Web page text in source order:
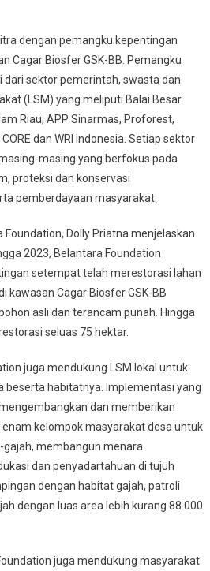
dengan pemangku kepentingan
Cagar Biosfer GSK-BB. Pemangku
sektor pemerintah, swasta dan
(LSM) yang meliputi Balai Besar
Riau, APP Sinarmas, Proforest,
dan WRI Indonesia. Setiap sektor
masing yang berfokus pada
proteksi dan konservasi
pemberdayaan masyarakat.
Dolly Priatna menjelaskan
2023, Belantara Foundation
setempat telah merestorasi lahan
kawasan Cagar Biosfer GSK-BB
asli dan terancam punah. Hingga
seluas 75 hektar.
juga mendukung LSM lokal untuk
beserta habitatnya. Implementasi yang
dan memberikan
kelompok masyarakat desa untuk
membangun menara
dan penyadartahuan di tujuh
dengan habitat gajah, patroli
dengan luas area lebih kurang 88.000
juga mendukung masyarakat